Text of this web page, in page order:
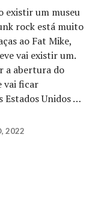
existir um museu
rock está muito
ao Fat Mike,
vai existir um.
a abertura do
vai ficar
Estados Unidos …
da história do
2022